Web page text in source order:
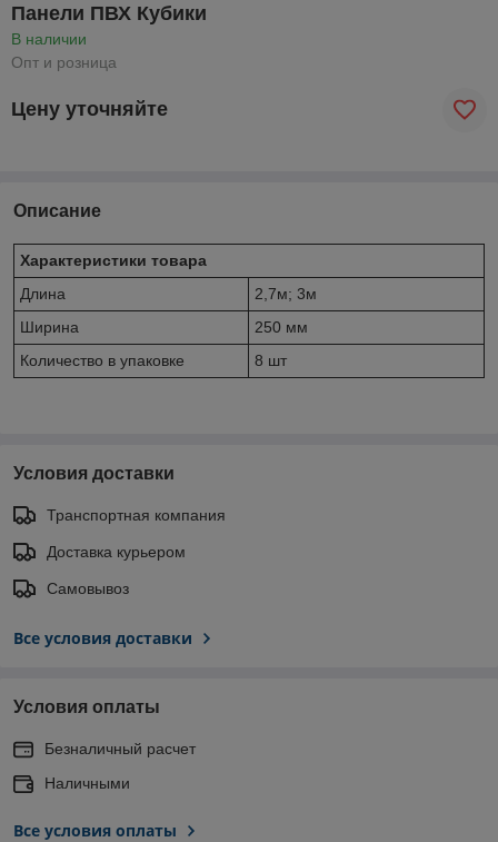
Панели ПВХ Кубики
В наличии
Опт и розница
Цену уточняйте
Описание
Характеристики товара
Длина
2,7м; 3м
Ширина
250 мм
Количество в упаковке
8 шт
Условия доставки
Транспортная компания
Доставка курьером
Самовывоз
Все условия доставки
Условия оплаты
Безналичный расчет
Наличными
Все условия оплаты